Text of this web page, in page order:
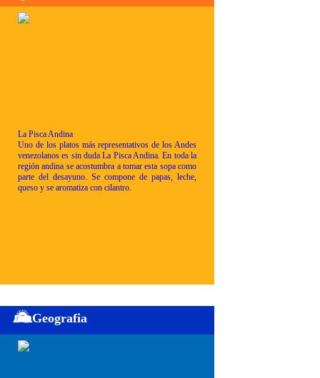
La Pisca Andina
Uno de los platos más representativos de los Andes
venezolanos es sin duda La Pisca Andina. En toda la
región andina se acostumbra a tomar esta sopa como
parte del desayuno. Se compone de papas, leche,
queso y se aromatiza con cilantro.
Geografia